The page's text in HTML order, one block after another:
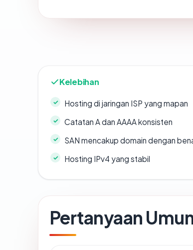
Kelebihan
Hosting di jaringan ISP yang mapan
Catatan A dan AAAA konsisten
SAN mencakup domain dengan
Hosting IPv4 yang stabil
Pertanyaan